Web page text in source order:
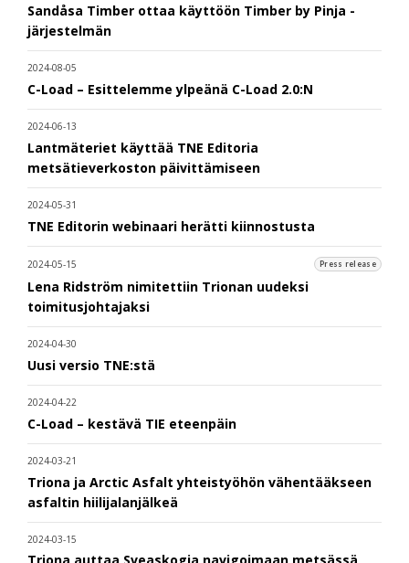
Sandåsa Timber ottaa käyttöön Timber by Pinja -
järjestelmän
2024-08-05
C-Load – Esittelemme ylpeänä C-Load 2.0:N
2024-06-13
Lantmäteriet käyttää TNE Editoria
metsätieverkoston päivittämiseen
2024-05-31
TNE Editorin webinaari herätti kiinnostusta
2024-05-15 Press release
Lena Ridström nimitettiin Trionan uudeksi
toimitusjohtajaksi
2024-04-30
Uusi versio TNE:stä
2024-04-22
C-Load – kestävä TIE eteenpäin
2024-03-21
Triona ja Arctic Asfalt yhteistyöhön vähentääkseen
asfaltin hiilijalanjälkeä
2024-03-15